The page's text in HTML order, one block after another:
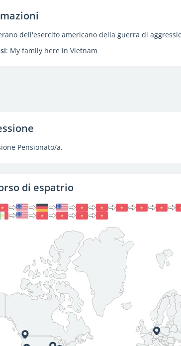
dell'esercito americano della guerra di
: My family here in Vietnam
Pensionato/a.
di espatrio